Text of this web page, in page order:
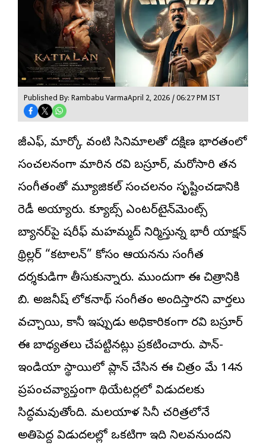
Published By: Rambabu VarmaApril 2, 2026 / 06:27 PM IST
కేజీఎఫ్, మార్కో వంటి సినిమాలతో దక్షిణ భారతంలో
సంచలనంగా మారిన రవి బస్రూర్, మరోసారి తన
సంగీతంతో మ్యూజికల్ సంచలనం సృష్టించడానికి
రెడీ అయ్యారు. క్యూబ్స్ ఎంటర్‌టైన్‌మెంట్స్
బ్యానర్‌పై షరీఫ్ మహమ్మద్ నిర్మిస్తున్న భారీ యాక్షన్
థ్రిల్లర్ “కటాలన్” కోసం ఆయనను సంగీత
దర్శకుడిగా తీసుకున్నారు. ముందుగా ఈ చిత్రానికి
బి. అజనీష్ లోకనాథ్ సంగీతం అందిస్తారని వార్తలు
వచ్చాయి, కానీ ఇప్పుడు అధికారికంగా రవి బస్రూర్
ఈ బాధ్యతలు చేపట్టినట్లు ప్రకటించారు. పాన్-
ఇండియా స్థాయిలో ప్లాన్ చేసిన ఈ చిత్రం మే 14న
ప్రపంచవ్యాప్తంగా థియేటర్లలో విడుదలకు
సిద్ధమవుతోంది. మలయాళ సినీ చరిత్రలోనే
అతిపెద్ద విడుదలల్లో ఒకటిగా ఇది నిలవనుందని